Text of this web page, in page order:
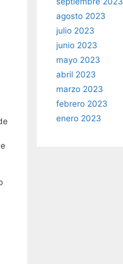
agosto 2023
julio 2023
junio 2023
mayo 2023
abril 2023
marzo 2023
febrero 2023
enero 2023